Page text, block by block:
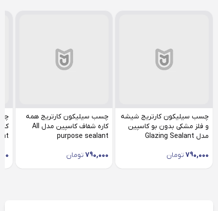
چسب سیلیکون کارتریج شیشه
و فلز مشکی بدون بو کاسپین
مدل Glazing Sealant
790,000 تومان
چسب سیلیکون کارتریج همه
کاره شفاف کاسپین مدل All
purpose sealant
790,000 تومان